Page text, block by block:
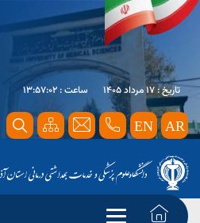
تاریخ : 17 مرداد 1405 ساعت : 13:57:02
AR
EN